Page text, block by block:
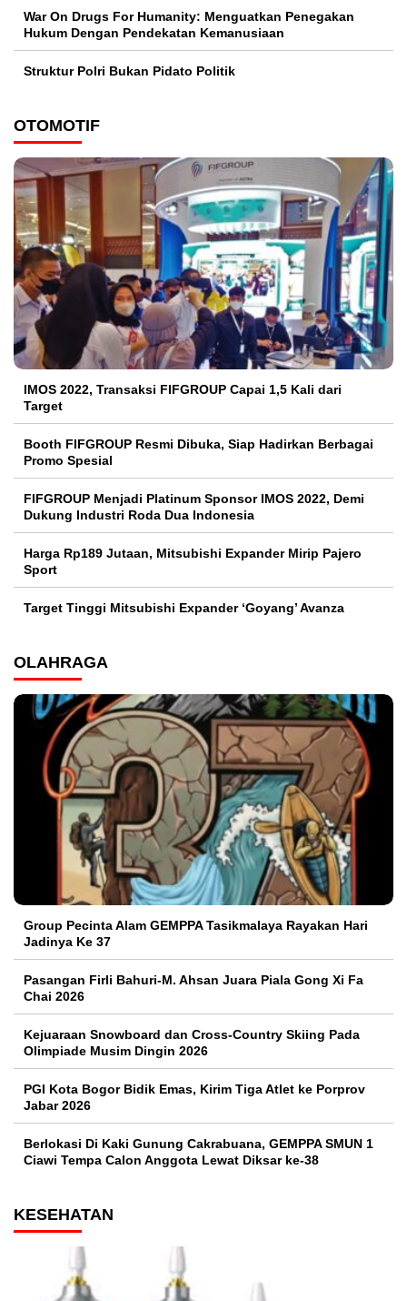
War On Drugs For Humanity: Menguatkan Penegakan
Hukum Dengan Pendekatan Kemanusiaan
Struktur Polri Bukan Pidato Politik
OTOMOTIF
IMOS 2022, Transaksi FIFGROUP Capai 1,5 Kali dari
Target
Booth FIFGROUP Resmi Dibuka, Siap Hadirkan Berbagai
Promo Spesial
FIFGROUP Menjadi Platinum Sponsor IMOS 2022, Demi
Dukung Industri Roda Dua Indonesia
Harga Rp189 Jutaan, Mitsubishi Expander Mirip Pajero
Sport
Target Tinggi Mitsubishi Expander ‘Goyang’ Avanza
OLAHRAGA
Group Pecinta Alam GEMPPA Tasikmalaya Rayakan Hari
Jadinya Ke 37
Pasangan Firli Bahuri-M. Ahsan Juara Piala Gong Xi Fa
Chai 2026
Kejuaraan Snowboard dan Cross-Country Skiing Pada
Olimpiade Musim Dingin 2026
PGI Kota Bogor Bidik Emas, Kirim Tiga Atlet ke Porprov
Jabar 2026
Berlokasi Di Kaki Gunung Cakrabuana, GEMPPA SMUN 1
Ciawi Tempa Calon Anggota Lewat Diksar ke-38
KESEHATAN